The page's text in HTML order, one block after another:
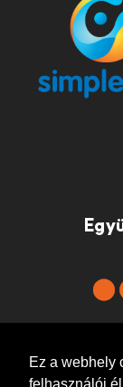
Ez a webhely